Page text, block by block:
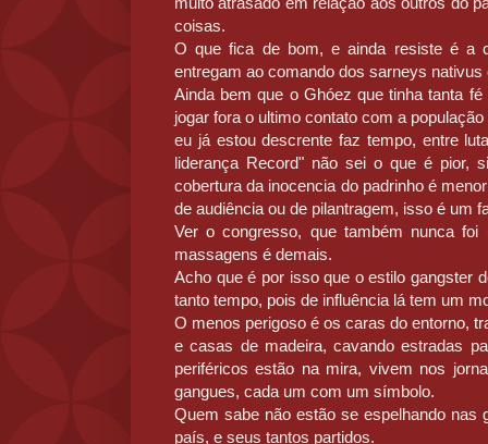
coisas.
O que fica de bom, e ainda resiste é a
entregam ao comando dos sarneys
Ainda bem que o Ghóez que tinha tanta
jogar fora o ultimo contato com a população
eu já estou descrente faz tempo, entre
liderança Record" não sei o que é pior,
cobertura da inocencia do padrinho é
de audiência ou de pilantragem, isso é um
Ver o congresso, que também nunca
massagens é demais.
Acho que é por isso que o estilo gangster
tanto tempo, pois de influência lá tem um
O menos perigoso é os caras do entorno,
e casas de madeira, cavando estradas
periféricos estão na mira, vivem nos
gangues, cada um com um símbolo.
Quem sabe não estão se espelhando nas
país, e seus tantos partidos.